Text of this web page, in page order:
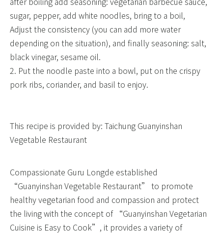
sugar, pepper, add white noodles, bring to a boil, ​
Adjust the consistency (you can add more water
depending on the situation), and finally seasoning: salt,
black vinegar, sesame oil.
2. Put the noodle paste into a bowl, put on the crispy
pork ribs, coriander, and basil to enjoy.
This recipe is provided by: Taichung Guanyinshan
Vegetable Restaurant
Compassionate Guru Longde established
“Guanyinshan Vegetable Restaurant” to promote
healthy vegetarian food and compassion and protect
the living with the concept of “Guanyinshan Vegetarian
Cuisine is Easy to Cook”, it provides a variety of